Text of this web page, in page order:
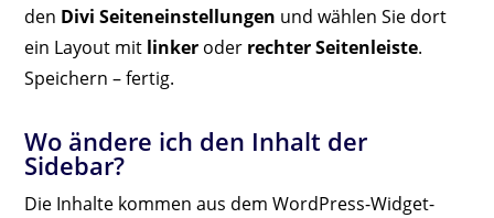
den Divi Seiteneinstellungen und wählen Sie dort
ein Layout mit linker oder rechter Seitenleiste.
Speichern – fertig.
Wo ändere ich den Inhalt der
Sidebar?
Die Inhalte kommen aus dem WordPress-Widget-